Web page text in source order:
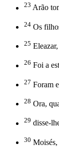
23 Arão
24 Os
25
26 Foi a
27 Foram
28 Ora,
29 disse-
30